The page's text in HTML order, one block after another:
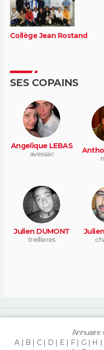
Collège Jean Rostand
SES COPAINS
Angelique LEBAS
avessac
Julien DUMONT
treillieres
Annuaire
A
B C D E F G H